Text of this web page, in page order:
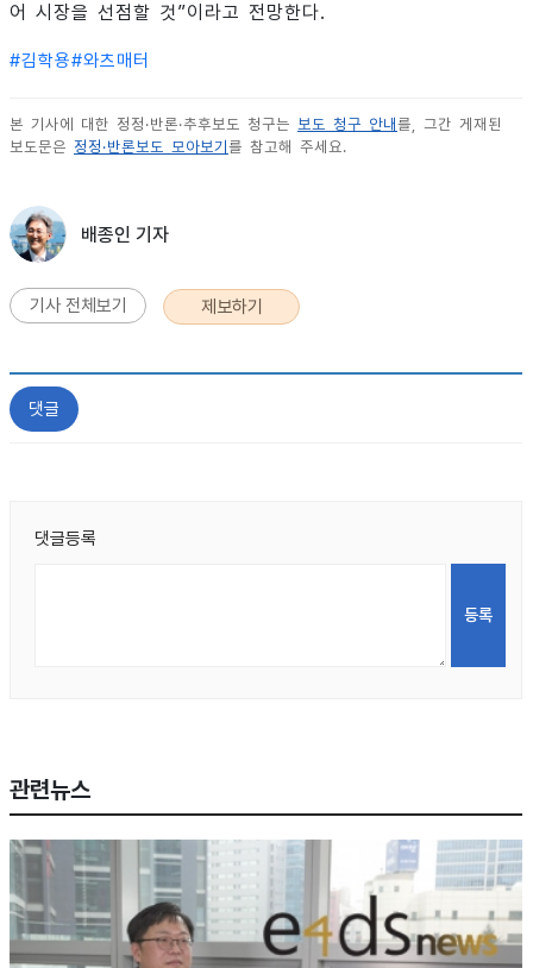
어 시장을 선점할 것”이라고 전망한다.
#김학용#와츠매터
본 기사에 대한 정정·반론·추후보도 청구는 보도 청구 안내 를, 그간 게재된
보도문은 정정·반론보도 모아보기 를 참고해 주세요.
배종인 기자
기사 전체보기 제보하기
댓글
댓글등록
관련뉴스